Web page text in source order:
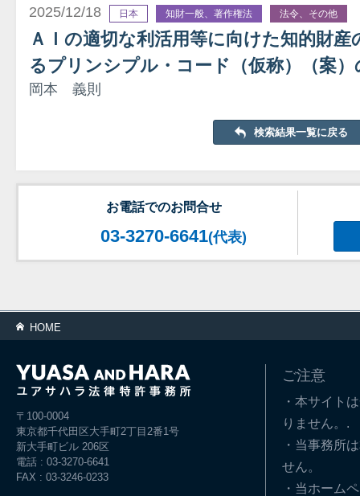
2025/12/18 日本 知財一般、著作権法 法令、その他
ＡＩの適切な利活用等に向けた知的財
るプリンシプル・コード（仮称）（案）
岡本 義則
検索結果一覧に戻る
お電話でのお問合せ
03-3270-6641(代表)
HOME
〒100-0004
東京都千代田区大手町2丁目2番1号
新大手町ビル 206区
電話 : 03-3270-6641
FAX : 03-3246-0233
ご注意
・本サイト
りません。.
・当事務所
せん。
・当ホーム